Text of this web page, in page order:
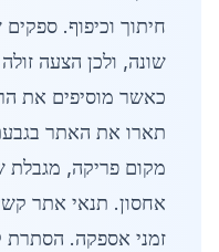
חיתוך וכיפוף.
שונה, ולכן הצעה
כאשר מוסיפים את
תארו את האתר
מקום פריקה, מגבלת
אחסון. תנאי אתר
זמני אספקה. הסתרת